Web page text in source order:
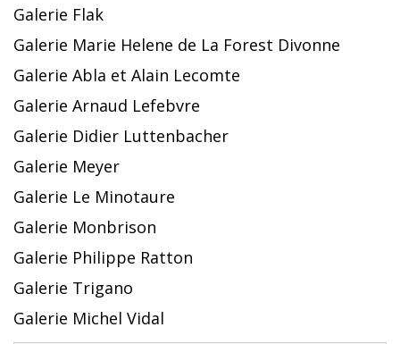
Galerie Flak
Galerie Marie Helene de La Forest Divonne
Galerie Abla et Alain Lecomte
Galerie Arnaud Lefebvre
Galerie Didier Luttenbacher
Galerie Meyer
Galerie Le Minotaure
Galerie Monbrison
Galerie Philippe Ratton
Galerie Trigano
Galerie Michel Vidal